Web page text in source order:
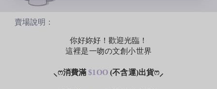
賣場說明：
你好妳好！歡迎光臨！
這裡是一吻の文創小世界
⸜ෆ消費滿$1OO (不含運)出貨ෆ⸝‍
Focus